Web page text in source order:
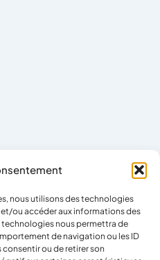
nous utilisons des technologies
ou accéder aux informations des
technologies nous permettra de
de navigation ou les ID
consentir ou de retirer son